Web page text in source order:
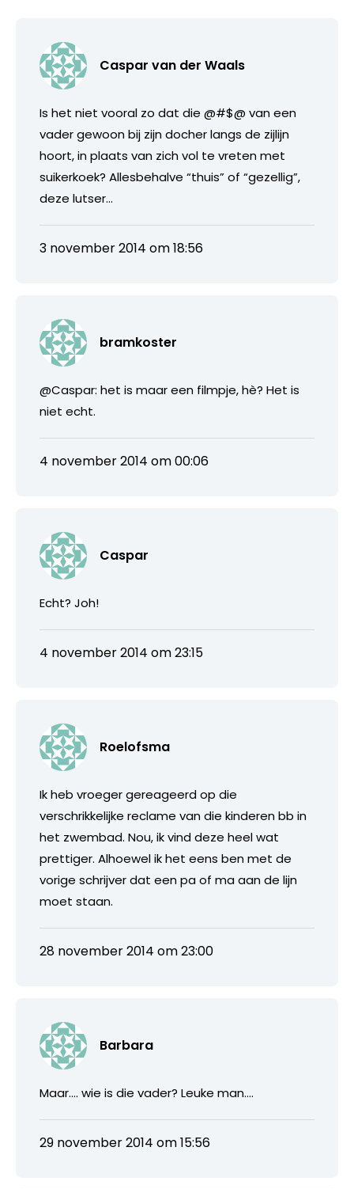
Caspar van der Waals
Is het niet vooral zo dat die @#$@ van een
vader gewoon bij zijn docher langs de zijlijn
hoort, in plaats van zich vol te vreten met
suikerkoek? Allesbehalve “thuis” of “gezellig”,
deze lutser…
3 november 2014 om 18:56
bramkoster
@Caspar: het is maar een filmpje, hè? Het is
niet echt.
4 november 2014 om 00:06
Caspar
Echt? Joh!
4 november 2014 om 23:15
Roelofsma
Ik heb vroeger gereageerd op die
verschrikkelijke reclame van die kinderen bb in
het zwembad. Nou, ik vind deze heel wat
prettiger. Alhoewel ik het eens ben met de
vorige schrijver dat een pa of ma aan de lijn
moet staan.
28 november 2014 om 23:00
Barbara
Maar…. wie is die vader? Leuke man….
29 november 2014 om 15:56